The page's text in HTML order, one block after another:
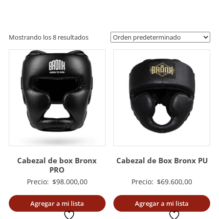
Mostrando los 8 resultados
Cabezal de box Bronx
PRO
Precio: $98.000,00
Agregar a mi lista
Cabezal de Box Bronx PU
Precio: $69.600,00
Agregar a mi lista